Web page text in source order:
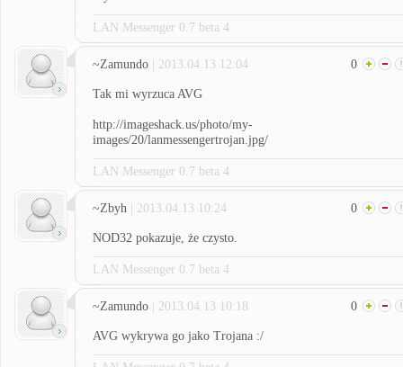
LAN Messenger 0.7 beta 4
~Zamundo | 2013.04.13 12:04 0
Tak mi wyrzuca AVG
http://imageshack.us/photo/my-
images/20/lanmessengertrojan.jpg/
LAN Messenger 0.7 beta 4
~Zbyh | 2013.04.13 10:24 0
NOD32 pokazuje, że czysto.
LAN Messenger 0.7 beta 4
~Zamundo | 2013.04.13 10:18 0
AVG wykrywa go jako Trojana :/